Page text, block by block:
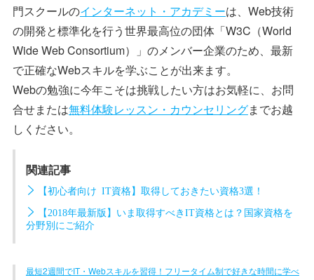
門スクールのインターネット・アカデミーは、Web技術
の開発と標準化を行う世界最高位の団体「W3C（World
Wide Web Consortium）」のメンバー企業のため、最新
で正確なWebスキルを学ぶことが出来ます。
Webの勉強に今年こそは挑戦したい方はお気軽に、お問
合せまたは無料体験レッスン・カウンセリングまでお越
しください。
関連記事
【初心者向け IT資格】取得しておきたい資格3選！
【2018年最新版】いま取得すべきIT資格とは？国家資格を
分野別にご紹介
最短2週間でIT・Webスキルを習得！フリータイム制で好きな時間に学べ